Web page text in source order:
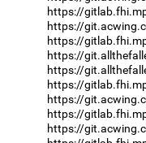
https://
https://
https://
https://
https://
https://
https://
https://
https://